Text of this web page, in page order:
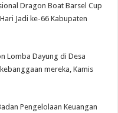
Dragon Boat Barsel Cup
Jadi ke-66 Kabupaten
Lomba Dayung di Desa
mereka, Kamis
Pengelolaan Keuangan